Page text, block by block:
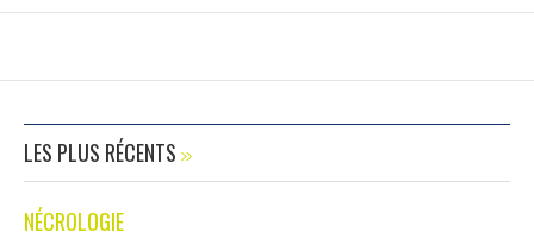
LES PLUS RÉCENTS
NÉCROLOGIE